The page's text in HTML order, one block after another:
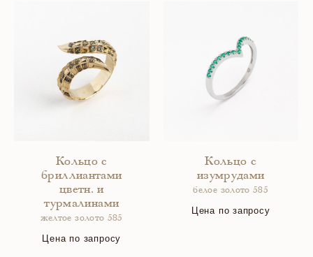
Кольцо с
бриллиантами
цветн. и
турмалинами
желтое золото 585
Цена по запросу
Кольцо с
изумрудами
белое золото 585
Цена по запросу